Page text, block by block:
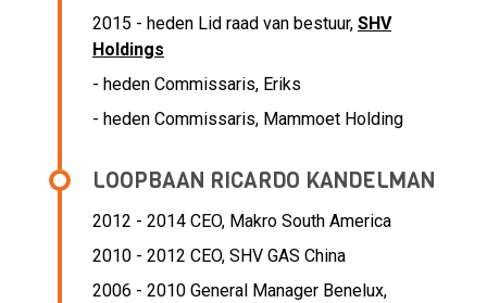
2015 - heden Lid raad van bestuur, SHV
Holdings
- heden Commissaris, Eriks
- heden Commissaris, Mammoet Holding
LOOPBAAN RICARDO KANDELMAN
2012 - 2014 CEO, Makro South America
2010 - 2012 CEO, SHV GAS China
2006 - 2010 General Manager Benelux,